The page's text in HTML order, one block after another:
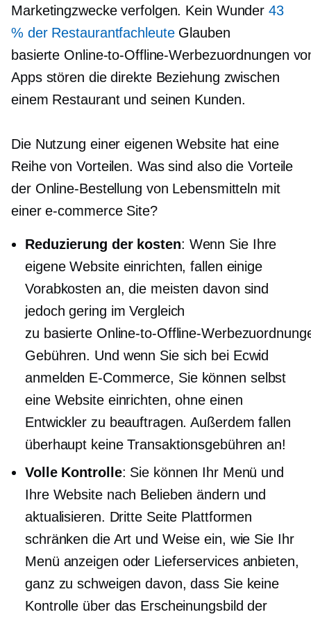
Marketingzwecke verfolgen. Kein Wunder43
% der RestaurantfachleuteGlauben
basierte Online-to-Offline-Werbezuordnungen
Apps stören die direkte Beziehung zwischen
einem Restaurant und seinen Kunden.
Die Nutzung einer eigenen Website hat eine
Reihe von Vorteilen. Was sind also die Vorteile
der Online-Bestellung von Lebensmitteln mit
einere-commerceSite?
Reduzierung der kosten: Wenn Sie Ihre
eigene Website einrichten, fallen einige
Vorabkosten an, die meisten davon sind
jedoch gering im Vergleich
zu basierte Online-to-Offline-
Gebühren. Und wenn Sie sich bei Ecwid
anmelden E-Commerce, Sie können selbst
eine Website einrichten, ohne einen
Entwickler zu beauftragen. Außerdem fallen
überhaupt keine Transaktionsgebühren an!
Volle Kontrolle: Sie können Ihr Menü und
Ihre Website nach Belieben ändern und
aktualisieren. Dritte Seite Plattformen
schränken die Art und Weise ein, wie Sie Ihr
Menü anzeigen oder Lieferservices anbieten,
ganz zu schweigen davon, dass Sie keine
Kontrolle über das Erscheinungsbild der